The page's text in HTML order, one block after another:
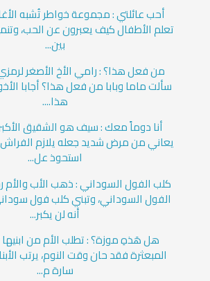
أحب عائلتي : مجموعة خواطر تُشبه
تعلم الأطفال كيف يعبرون عن الحب،
بين...
من فعل هذا؟ : رامي الأخ الأصغر
سألت ماما وبابا من فعل هذا؟ أجابا
هذا....
أنا دوماً معك : سيف هو الشقيق
يعاني من مرض شديد جعله يلازم
استحوذ عل...
كلب الفول السوداني : ذهب الأب
الفول السوداني، وتبني كلب فول
أنه لن يكبر...
هل هَذهِ موزة؟ : تطلب الأم من ابنيها
المبعثرة فقد حان وقت النوم، يرتب
سارة م...